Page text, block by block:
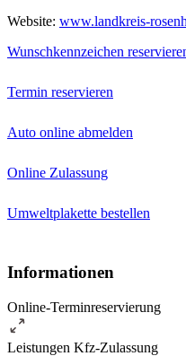
Website: www.landkreis-
Wunschkennzeichen
Termin reservieren
Auto online abmelden
Online Zulassung
Umweltplakette bestellen
Informationen
Online-Terminreservierung
Leistungen Kfz-Zulassung